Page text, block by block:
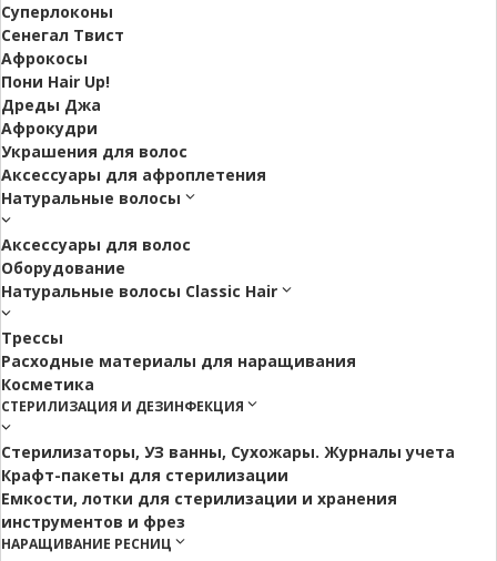
Суперлоконы
Сенегал Твист
Афрокосы
Пони Hair Up!
Дреды Джа
Афрокудри
Украшения для волос
Аксессуары для афроплетения
Натуральные волосы
Аксессуары для волос
Оборудование
Натуральные волосы Classic Hair
Трессы
Расходные материалы для наращивания
Косметика
СТЕРИЛИЗАЦИЯ И ДЕЗИНФЕКЦИЯ
Стерилизаторы, УЗ ванны, Сухожары. Журналы учета
Крафт-пакеты для стерилизации
Емкости, лотки для стерилизации и хранения
инструментов и фрез
НАРАЩИВАНИЕ РЕСНИЦ